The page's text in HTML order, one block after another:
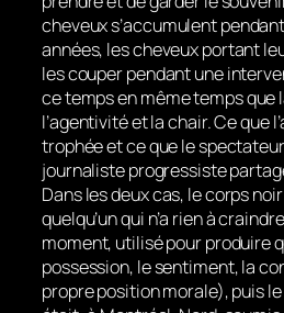
cheveux s’accumulent
années, les cheveux portant
les couper pendant une
ce temps en même temps que
l’agentivité et la chair. Ce que
trophée et ce que le
journaliste progressiste
Dans les deux cas, le corps
quelqu’un qui n’a rien à
moment, utilisé pour produire
possession, le sentiment, la
propre position morale), puis